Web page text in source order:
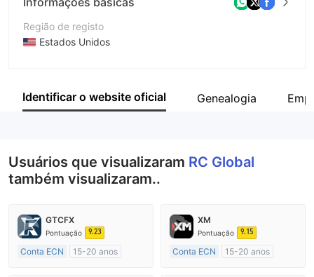
Região de registo
Estados Unidos
Empresa
Identificar o website oficial Genealogia
Usuários que visualizaram RC Global
também visualizaram..
GTCFX
Pontuação 9.23
Conta ECN
15-20 anos
XM
Pontuação 9.15
Conta ECN
15-20 anos